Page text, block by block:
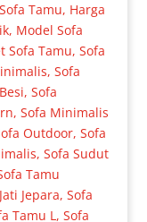
Tamu, Harga
, Model Sofa
Sofa Tamu, Sofa
, Sofa
, Sofa
, Sofa Minimalis
Outdoor, Sofa
, Sofa Sudut
Tamu
Jepara, Sofa
Tamu L, Sofa